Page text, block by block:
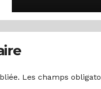
des sujets
pour la
Les champs